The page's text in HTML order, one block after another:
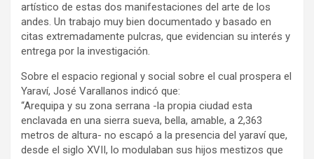
artístico de estas dos manifestaciones del arte de los
andes. Un trabajo muy bien documentado y basado en
citas extremadamente pulcras, que evidencian su interés y
entrega por la investigación.
Sobre el espacio regional y social sobre el cual prospera el
Yaraví, José Varallanos indicó que:
“Arequipa y su zona serrana -la propia ciudad esta
enclavada en una sierra sueva, bella, amable, a 2,363
metros de altura- no escapó a la presencia del yaraví que,
desde el siglo XVII, lo modulaban sus hijos mestizos que